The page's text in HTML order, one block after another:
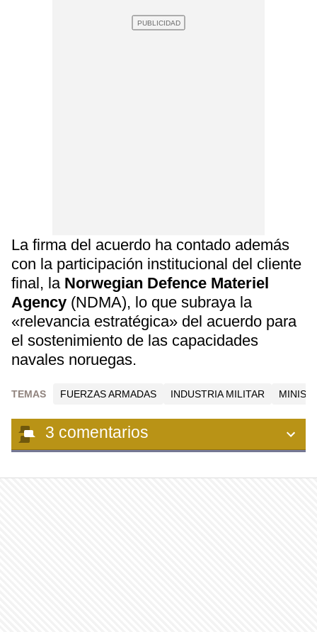
La firma del acuerdo ha contado además
con la participación institucional del cliente
final, la Norwegian Defence Materiel
Agency (NDMA), lo que subraya la
«relevancia estratégica» del acuerdo para
el sostenimiento de las capacidades
navales noruegas.
TEMAS FUERZAS ARMADAS INDUSTRIA MILITAR
3 comentarios